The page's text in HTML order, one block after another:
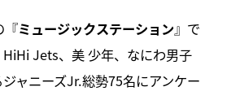
『ミュージックステーション』で
Jets、美 少年、なにわ男子
ャニーズJr.総勢75名にアンケー